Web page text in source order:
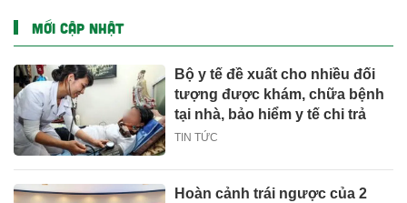
MỚI CẬP NHẬT
Bộ y tế đề xuất cho nhiều đối
tượng được khám, chữa bệnh
tại nhà, bảo hiểm y tế chi trả
TIN TỨC
Hoàn cảnh trái ngược của 2